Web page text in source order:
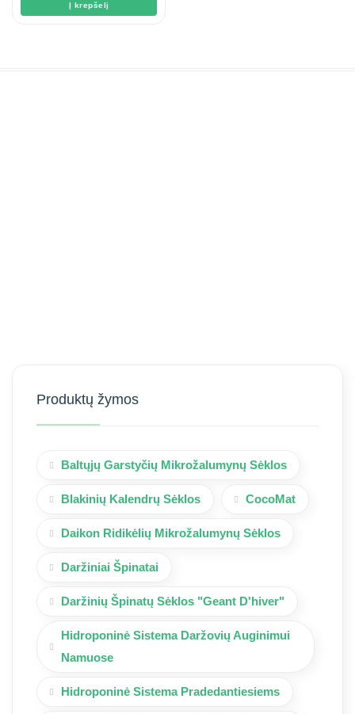
Į krepšelį
Produktų žymos
Baltųjų Garstyčių Mikrožalumynų Sėklos
Blakinių Kalendrų Sėklos CocoMat
Daikon Ridikėlių Mikrožalumynų Sėklos
Daržiniai Špinatai
Daržinių Špinatų Sėklos "Geant D'hiver"
Hidroponinė Sistema Daržovių Auginimui
Namuose
Hidroponinė Sistema Pradedantiesiems